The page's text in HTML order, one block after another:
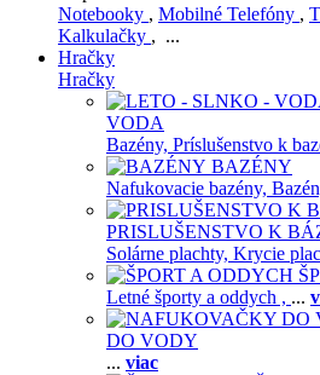
Notebooky , Mobilné Telefóny ,
Kalkulačky , ...
Hračky
Hračky
VODA
Bazény, Príslušenstvo k
BAZÉNY
Nafukovacie bazény,
PRISLUŠENSTVO K
Solárne plachty, Krycie
Letné športy a oddych , ...
DO VODY
... viac